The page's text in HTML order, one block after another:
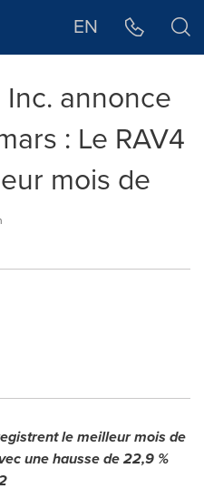
EN
annonce
: Le RAV4
mois de
le meilleur mois de
une hausse de 22,9 %